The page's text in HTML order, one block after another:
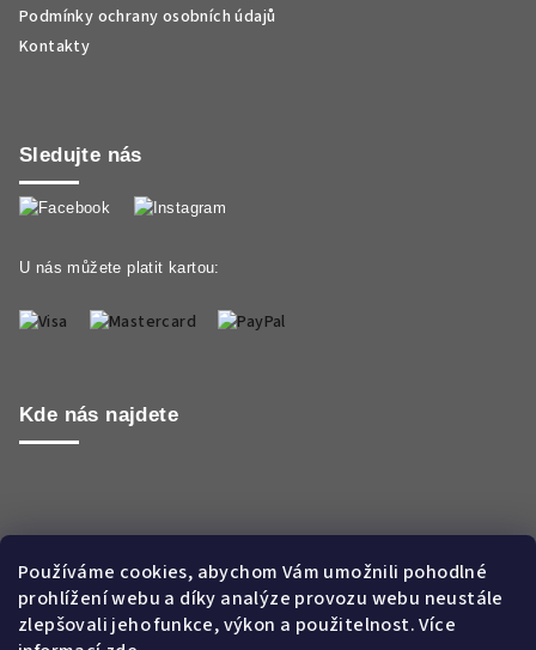
Používáme cookies, abychom Vám umožnili pohodlné
prohlížení webu a díky analýze provozu webu neustále
zlepšovali jeho funkce, výkon a použitelnost. Více
Podmínky ochrany osobních údajů
Kontakty
Sledujte nás
U nás můžete platit kartou:
Kde nás najdete